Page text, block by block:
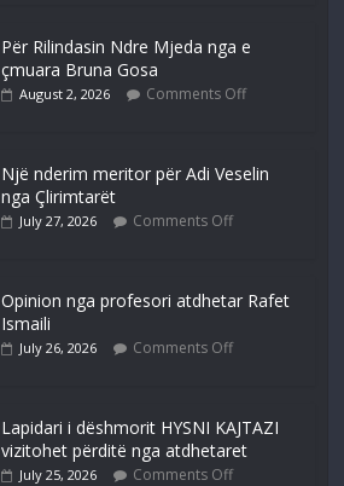
Për Rilindasin Ndre Mjeda nga e
çmuara Bruna Gosa
August 2, 2026 Comments Off
Një nderim meritor për Adi Veselin
nga Çlirimtarët
July 27, 2026 Comments Off
Opinion nga profesori atdhetar Rafet
Ismaili
July 26, 2026 Comments Off
Lapidari i dëshmorit HYSNI KAJTAZI
vizitohet përditë nga atdhetaret
July 25, 2026 Comments Off